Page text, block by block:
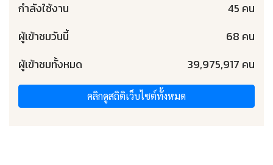
กำลังใช้งาน
45 คน
ผู้เข้าชมวันนี้
68 คน
ผู้เข้าชมทั้งหมด
39,975,917 คน
คลิกดูสถิติเว็บไซต์ทั้งหมด